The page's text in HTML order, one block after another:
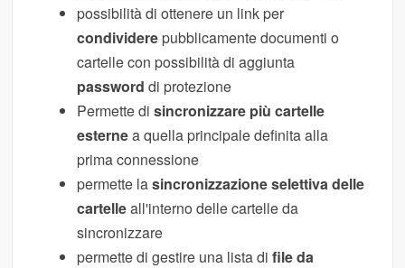
possibilità di ottenere un link per
condividere pubblicamente documenti o
cartelle con possibilità di aggiunta
password di protezione
Permette disincronizzare più cartelle
esternea quella principale definita alla
prima connessione
permette lasincronizzazione selettiva delle
cartelleall'interno delle cartelle da
sincronizzare
permette di gestire una lista difile da